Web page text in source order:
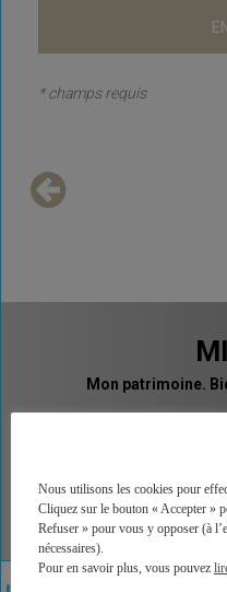
* champs requis
Mon patrimoine.
direct à la bonne
de plus de 350
pensée car MINGZI
MINGZI existe pour
rendre le choix et la
Nous utilisons les cookies pour
Cliquez sur le bouton « Accepter »
Refuser » pour vous y opposer (à
nécessaires).
Pour en savoir plus, vous pouvez